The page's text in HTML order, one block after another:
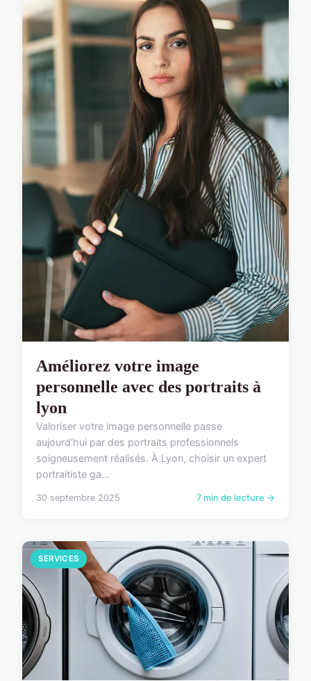
Améliorez votre image
personnelle avec des portraits à
lyon
Valoriser votre image personnelle passe
aujourd'hui par des portraits professionnels
soigneusement réalisés. À Lyon, choisir un expert
portraitiste ga...
30 septembre 2025 7 min de lecture →
SERVICES